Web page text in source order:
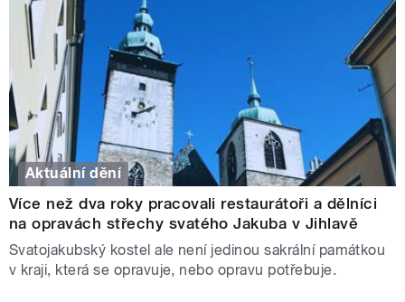
Aktuální dění
Více než dva roky pracovali restaurátoři a dělníci
na opravách střechy svatého Jakuba v Jihlavě
Svatojakubský kostel ale není jedinou sakrální památkou
v kraji, která se opravuje, nebo opravu potřebuje.